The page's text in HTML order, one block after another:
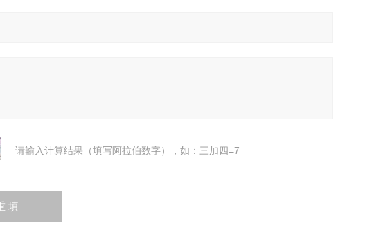
请输入计算结果（填写阿拉伯数字），如：三加四=7